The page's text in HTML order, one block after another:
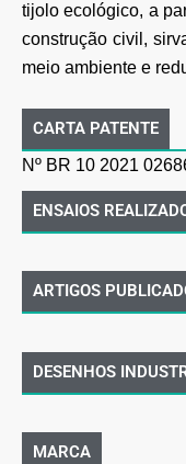
tijolo ecológico, a
construção civil,
meio ambiente e
CARTA PATENTE
Nº BR 10 2021
ENSAIOS
ARTIGOS
DESENHOS
MARCA